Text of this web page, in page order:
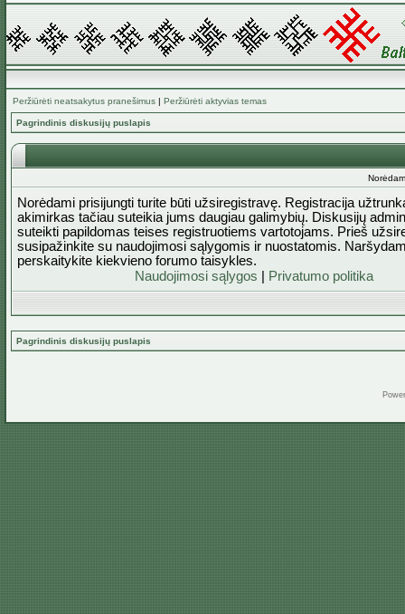
Peržiūrėti neatsakytus pranešimus | Peržiūrėti aktyvias temas
Pagrindinis diskusijų puslapis
Norėdami prisijungti turite būti užsiregistravę. Registracija
akimirkas tačiau suteikia jums daugiau galimybių. Diskusijų
suteikti papildomas teises registruotiems vartotojams. Prieš
susipažinkite su naudojimosi sąlygomis ir nuostatomis.
perskaitykite kiekvieno forumo taisykles.
Naudojimosi sąlygos
Privatumo politika
Pagrindinis diskusijų puslapis